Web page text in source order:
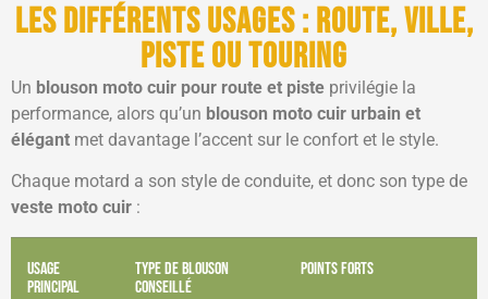
Les différents usages : route, ville,
piste ou touring
Un blouson moto cuir pour route et piste privilégie la
performance, alors qu’un blouson moto cuir urbain et
élégant met davantage l’accent sur le confort et le style.
Chaque motard a son style de conduite, et donc son type de
veste moto cuir :
Usage
principal
Type de blouson
conseillé
Points forts